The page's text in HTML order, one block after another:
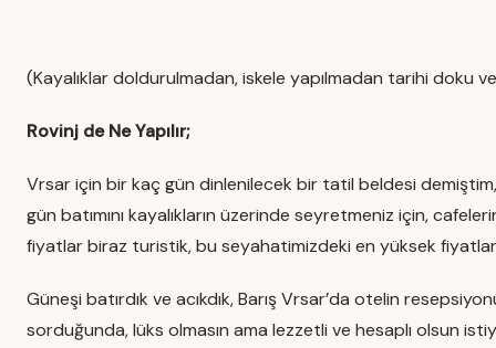
(Kayalıklar doldurulmadan, iskele yapılmadan tarihi doku
Rovinj de Ne Yapılır;
Vrsar için bir kaç gün dinlenilecek bir tatil beldesi
gün batımını kayalıkların üzerinde seyretmeniz için,
fiyatlar biraz turistik, bu seyahatimizdeki en yüksek
Güneşi batırdık ve acıkdık, Barış Vrsar’da otelin
sorduğunda, lüks olmasın ama lezzetli ve hesaplı olsun